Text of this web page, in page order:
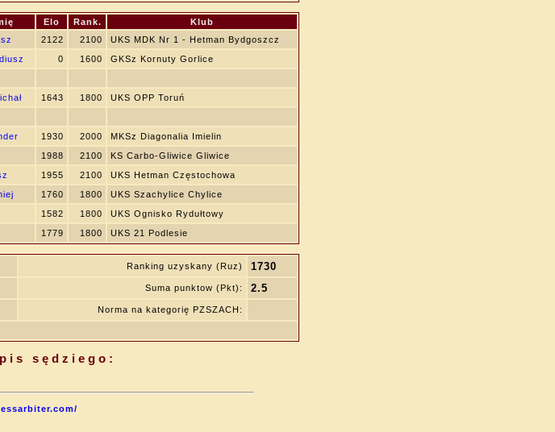
Elo Rank.
Klub
2122 2100
UKS MDK Nr 1 - Hetman Bydgoszcz
0 1600
GKSz Kornuty Gorlice
1643 1800
UKS OPP Toruń
1930 2000
MKSz Diagonalia Imielin
1988 2100
KS Carbo-Gliwice Gliwice
1955 2100
UKS Hetman Częstochowa
1760 1800
UKS Szachylice Chylice
1582 1800
UKS Ognisko Rydułtowy
1779 1800 UKS 21 Podlesie
Ranking uzyskany (Ruz) 1730
Suma punktow (Pkt): 2.5
Norma na kategorię PZSZACH:
sędziego: